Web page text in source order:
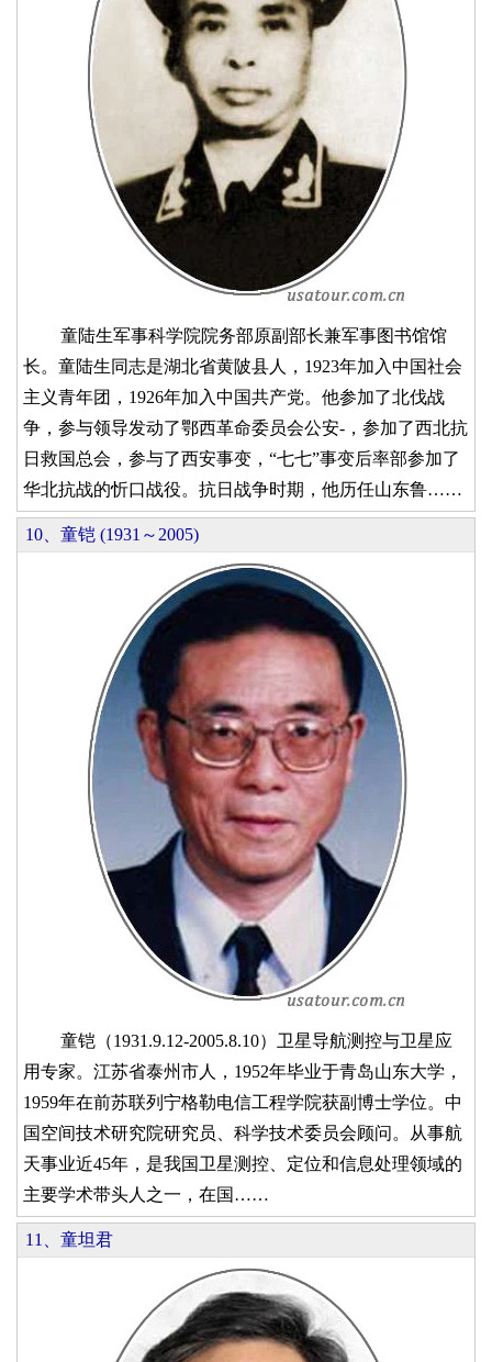
童陆生军事科学院院务部原副部长兼军事图书馆馆
长。童陆生同志是湖北省黄陂县人，1923年加入中国社会
主义青年团，1926年加入中国共产党。他参加了北伐战
争，参与领导发动了鄂西革命委员会公安-，参加了西北抗
日救国总会，参与了西安事变，“七七”事变后率部参加了
华北抗战的忻口战役。抗日战争时期，他历任山东鲁……
10、童铠 (1931～2005)
童铠（1931.9.12-2005.8.10）卫星导航测控与卫星应
用专家。江苏省泰州市人，1952年毕业于青岛山东大学，
1959年在前苏联列宁格勒电信工程学院获副博士学位。中
国空间技术研究院研究员、科学技术委员会顾问。从事航
天事业近45年，是我国卫星测控、定位和信息处理领域的
主要学术带头人之一，在国……
11、童坦君